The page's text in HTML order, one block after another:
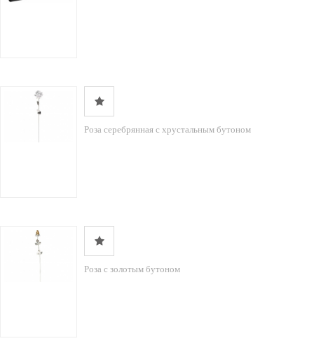
Роза серебрянная с хрустальным бутоном
Роза с золотым бутоном